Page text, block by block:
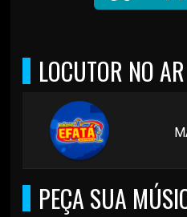
LOCUTOR NO AR
PEÇA SUA